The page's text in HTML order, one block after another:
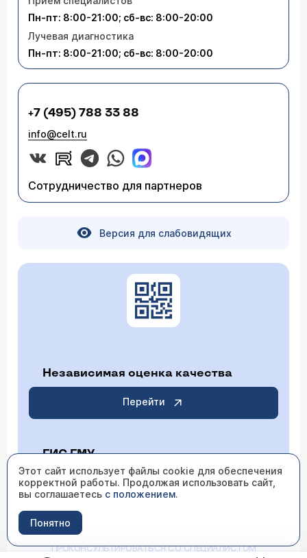
Пн-пт: 8:00-21:00; сб-вс: 8:00-20:00
Лучевая диагностика
Пн-пт: 8:00-21:00; сб-вс: 8:00-20:00
+7 (495) 788 33 88
info@celt.ru
Сотрудничество для партнеров
Версия для слабовидящих
Независимая оценка качества
Перейти
ГИС ГМУ
Перейти
ИМЕЮТСЯ ПРОТИВОПОКАЗАНИЯ НЕОБХОДИМО
ПРОКОНСУЛЬТИРОВАТЬСЯ СО СПЕЦИАЛИСТОМ
Этот сайт использует файлы cookie для обеспечения
корректной работы. Продолжая использовать сайт,
вы соглашаетесь с положением.
Понятно